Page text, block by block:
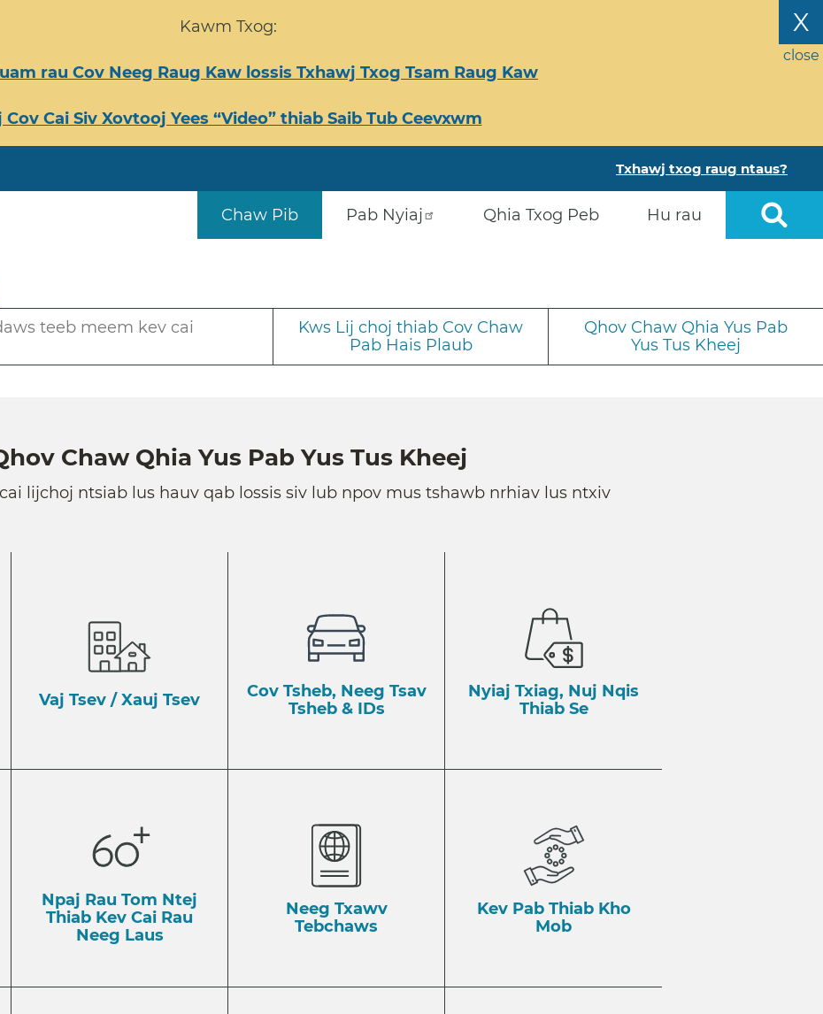
X
close
Kawm Txog:
rau Cov Neeg Raug Kaw lossis Txhawj Txog Tsam Raug Kaw
Cov Cai Siv Xovtooj Yees “Video” thiab Saib Tub Ceevxwm
Txhawj txog raug ntaus?
teeb meem kev cai
Chaw Pib Pab Nyiaj Qhia Txog Peb Hu rau
Kws Lij choj thiab Cov Chaw
Pab Hais Plaub
Qhov Chaw Qhia Yus Pab
Yus Tus Kheej
Chaw Qhia Yus Pab Yus Tus Kheej
lijchoj ntsiab lus hauv qab lossis siv lub npov mus tshawb nrhiav lus ntxiv
Vaj Tsev / Xauj Tsev
Cov Tsheb, Neeg Tsav
Tsheb & IDs
Nyiaj Txiag, Nuj Nqis
Thiab Se
Npaj Rau Tom Ntej
Thiab ​Kev Cai Rau
Neeg Laus
Neeg Txawv
Tebchaws
Kev Pab Thiab Kho
Mob